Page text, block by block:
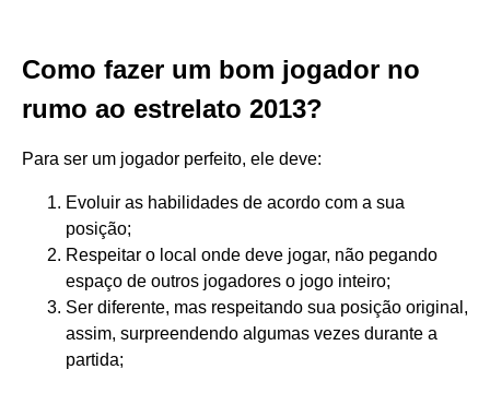
Como fazer um bom jogador no
rumo ao estrelato 2013?
Para ser um jogador perfeito, ele deve:
Evoluir as habilidades de acordo com a sua
posição;
Respeitar o local onde deve jogar, não pegando
espaço de outros jogadores o jogo inteiro;
Ser diferente, mas respeitando sua posição original,
assim, surpreendendo algumas vezes durante a
partida;